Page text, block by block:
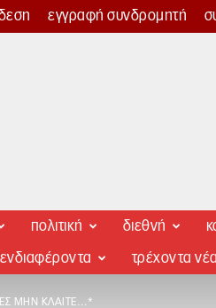
εγγραφή συνδρομητή
πολιτική διεθνή
ενδιαφέροντα τρέχοντα νέα
ΜΗΝ ΚΛΑΊΤΕ…*